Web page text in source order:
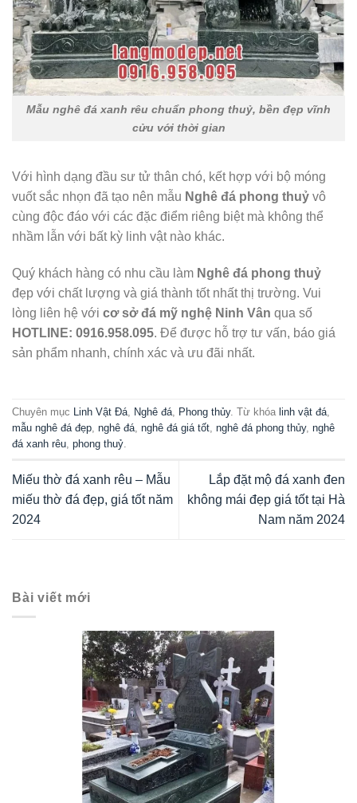
Mẫu nghê đá xanh rêu chuẩn phong thuỷ, bền đẹp vĩnh
cửu với thời gian
Với hình dạng đầu sư tử thân chó, kết hợp với bộ móng
vuốt sắc nhọn đã tạo nên mẫu Nghê đá phong thuỷ vô
cùng độc đáo với các đặc điểm riêng biệt mà không thể
nhầm lẫn với bất kỳ linh vật nào khác.
Quý khách hàng có nhu cầu làm Nghê đá phong thuỷ
đẹp với chất lượng và giá thành tốt nhất thị trường. Vui
lòng liên hệ với cơ sở đá mỹ nghệ Ninh Vân qua số
HOTLINE: 0916.958.095. Để được hỗ trợ tư vấn, báo giá
sản phẩm nhanh, chính xác và ưu đãi nhất.
Chuyên mục Linh Vật Đá, Nghê đá, Phong thủy. Từ khóa linh vật đá,
mẫu nghê đá đẹp, nghê đá, nghê đá giá tốt, nghê đá phong thủy, nghê
đá xanh rêu, phong thuỷ.
Miếu thờ đá xanh rêu – Mẫu
miếu thờ đá đẹp, giá tốt năm
2024
Lắp đặt mộ đá xanh đen
không mái đẹp giá tốt tại Hà
Nam năm 2024
Bài viết mới